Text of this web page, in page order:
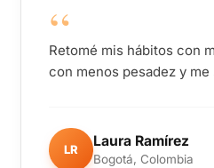
“
Retomé mis hábitos con
con menos pesadez y me
LR Laura Ramírez
Bogotá, Colombia